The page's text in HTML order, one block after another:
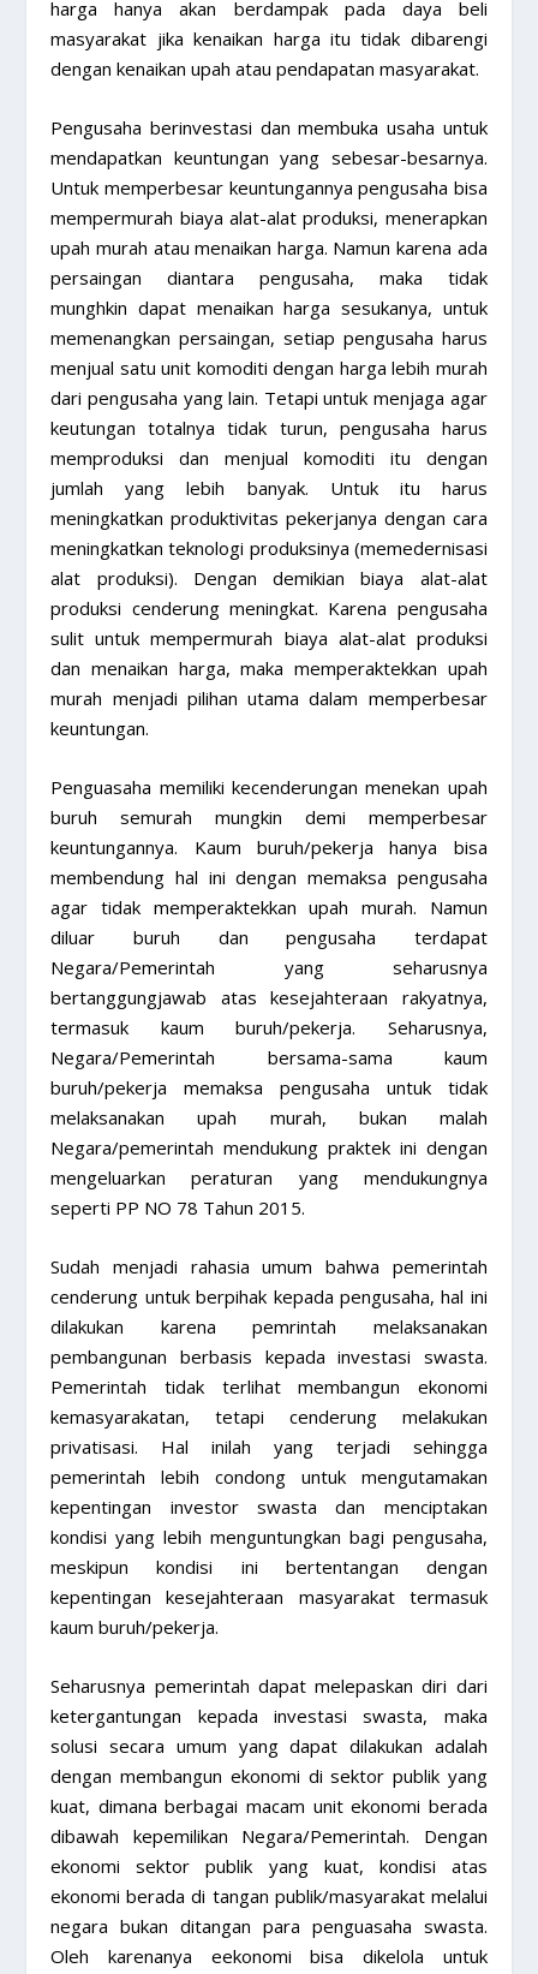
harga hanya akan berdampak pada daya beli
masyarakat jika kenaikan harga itu tidak dibarengi
dengan kenaikan upah atau pendapatan masyarakat.
Pengusaha berinvestasi dan membuka usaha untuk
mendapatkan keuntungan yang sebesar-besarnya.
Untuk memperbesar keuntungannya pengusaha bisa
mempermurah biaya alat-alat produksi, menerapkan
upah murah atau menaikan harga. Namun karena ada
persaingan diantara pengusaha, maka tidak
munghkin dapat menaikan harga sesukanya, untuk
memenangkan persaingan, setiap pengusaha harus
menjual satu unit komoditi dengan harga lebih murah
dari pengusaha yang lain. Tetapi untuk menjaga agar
keutungan totalnya tidak turun, pengusaha harus
memproduksi dan menjual komoditi itu dengan
jumlah yang lebih banyak. Untuk itu harus
meningkatkan produktivitas pekerjanya dengan cara
meningkatkan teknologi produksinya (memedernisasi
alat produksi). Dengan demikian biaya alat-alat
produksi cenderung meningkat. Karena pengusaha
sulit untuk mempermurah biaya alat-alat produksi
dan menaikan harga, maka memperaktekkan upah
murah menjadi pilihan utama dalam memperbesar
keuntungan.
Penguasaha memiliki kecenderungan menekan upah
buruh semurah mungkin demi memperbesar
keuntungannya. Kaum buruh/pekerja hanya bisa
membendung hal ini dengan memaksa pengusaha
agar tidak memperaktekkan upah murah. Namun
diluar buruh dan pengusaha terdapat
Negara/Pemerintah yang seharusnya
bertanggungjawab atas kesejahteraan rakyatnya,
termasuk kaum buruh/pekerja. Seharusnya,
Negara/Pemerintah bersama-sama kaum
buruh/pekerja memaksa pengusaha untuk tidak
melaksanakan upah murah, bukan malah
Negara/pemerintah mendukung praktek ini dengan
mengeluarkan peraturan yang mendukungnya
seperti PP NO 78 Tahun 2015.
Sudah menjadi rahasia umum bahwa pemerintah
cenderung untuk berpihak kepada pengusaha, hal ini
dilakukan karena pemrintah melaksanakan
pembangunan berbasis kepada investasi swasta.
Pemerintah tidak terlihat membangun ekonomi
kemasyarakatan, tetapi cenderung melakukan
privatisasi. Hal inilah yang terjadi sehingga
pemerintah lebih condong untuk mengutamakan
kepentingan investor swasta dan menciptakan
kondisi yang lebih menguntungkan bagi pengusaha,
meskipun kondisi ini bertentangan dengan
kepentingan kesejahteraan masyarakat termasuk
kaum buruh/pekerja.
Seharusnya pemerintah dapat melepaskan diri dari
ketergantungan kepada investasi swasta, maka
solusi secara umum yang dapat dilakukan adalah
dengan membangun ekonomi di sektor publik yang
kuat, dimana berbagai macam unit ekonomi berada
dibawah kepemilikan Negara/Pemerintah. Dengan
ekonomi sektor publik yang kuat, kondisi atas
ekonomi berada di tangan publik/masyarakat melalui
negara bukan ditangan para penguasaha swasta.
Oleh karenanya eekonomi bisa dikelola untuk